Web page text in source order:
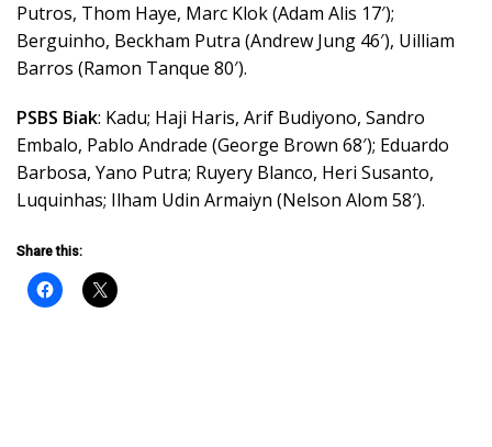
Putros, Thom Haye, Marc Klok (Adam Alis 17′);
Berguinho, Beckham Putra (Andrew Jung 46′), Uilliam
Barros (Ramon Tanque 80′).
PSBS Biak: Kadu; Haji Haris, Arif Budiyono, Sandro
Embalo, Pablo Andrade (George Brown 68′); Eduardo
Barbosa, Yano Putra; Ruyery Blanco, Heri Susanto,
Luquinhas; Ilham Udin Armaiyn (Nelson Alom 58′).
Share this: